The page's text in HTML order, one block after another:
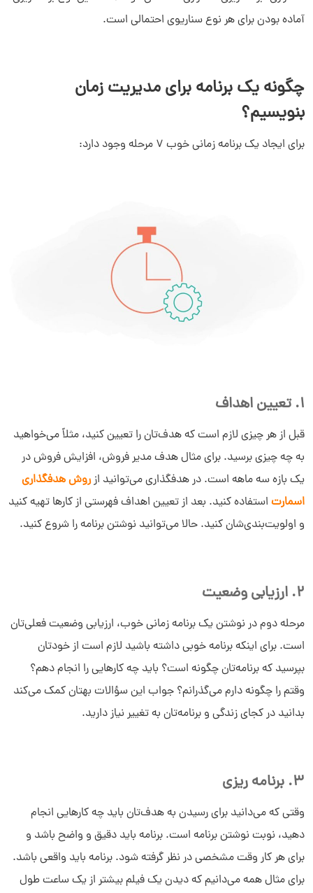
آماده بودن برای هر نوع سناریوی احتمالی است.
چگونه یک برنامه برای مدیریت زمان
بنویسیم؟
برای ایجاد یک برنامه زمانی خوب 7 مرحله وجود دارد:
1. تعیین اهداف
قبل از هر چیزی لازم است که هدف‌تان را تعیین کنید، مثلاً می‌خواهید
به چه چیزی برسید. برای مثال هدف مدیر فروش، افزایش فروش در
یک بازه سه ماهه است. در هدفگذاری می‌توانید ازروش هدفگذاری
اسمارت استفاده کنید. بعد از تعیین اهداف فهرستی از کارها تهیه کنید
و اولویت‌بندی‌شان کنید. حالا می‌توانید نوشتن برنامه را شروع کنید.
2. ارزیابی وضعیت
مرحله دوم در نوشتن یک برنامه زمانی خوب، ارزیابی وضعیت فعلی‌تان
است. برای اینکه برنامه خوبی داشته باشید لازم است از خودتان
بپرسید که برنامه‌تان چگونه است؟ باید چه کارهایی را انجام دهم؟
وقتم را چگونه دارم می‌گذرانم؟ جواب این سؤالات بهتان کمک می‌کند
بدانید در کجای زندگی و برنامه‌تان به تغییر نیاز دارید.
3. برنامه ریزی
وقتی که می‌دانید برای رسیدن به هدف‌تان باید چه کارهایی انجام
دهید، نوبت نوشتن برنامه است. برنامه باید دقیق و واضح باشد و
برای هر کار وقت مشخصی در نظر گرفته شود. برنامه باید واقعی باشد.
برای مثال همه می‌دانیم که دیدن یک فیلم بیشتر از یک ساعت طول